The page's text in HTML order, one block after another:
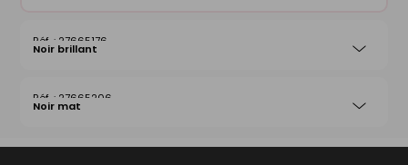
27665176
Noir brillant
27665206
Noir mat